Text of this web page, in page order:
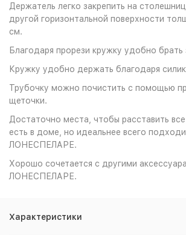
Держатель легко закрепить на
другой горизонтальной поверхности
см.
Благодаря прорези кружку удобно брать
Кружку удобно держать благодаря
Трубочку можно почистить с помощью
щеточки.
Достаточно места, чтобы расставить
есть в доме, но идеальнее всего
ЛОНЕСПЕЛАРЕ.
Хорошо сочетается с другими
ЛОНЕСПЕЛАРЕ.
Характеристики